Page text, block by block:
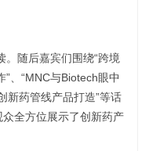
。随后嘉宾们围绕“跨境
、“MNC与Biotech眼中
新药管线产品打造”等话
全方位展示了创新药产